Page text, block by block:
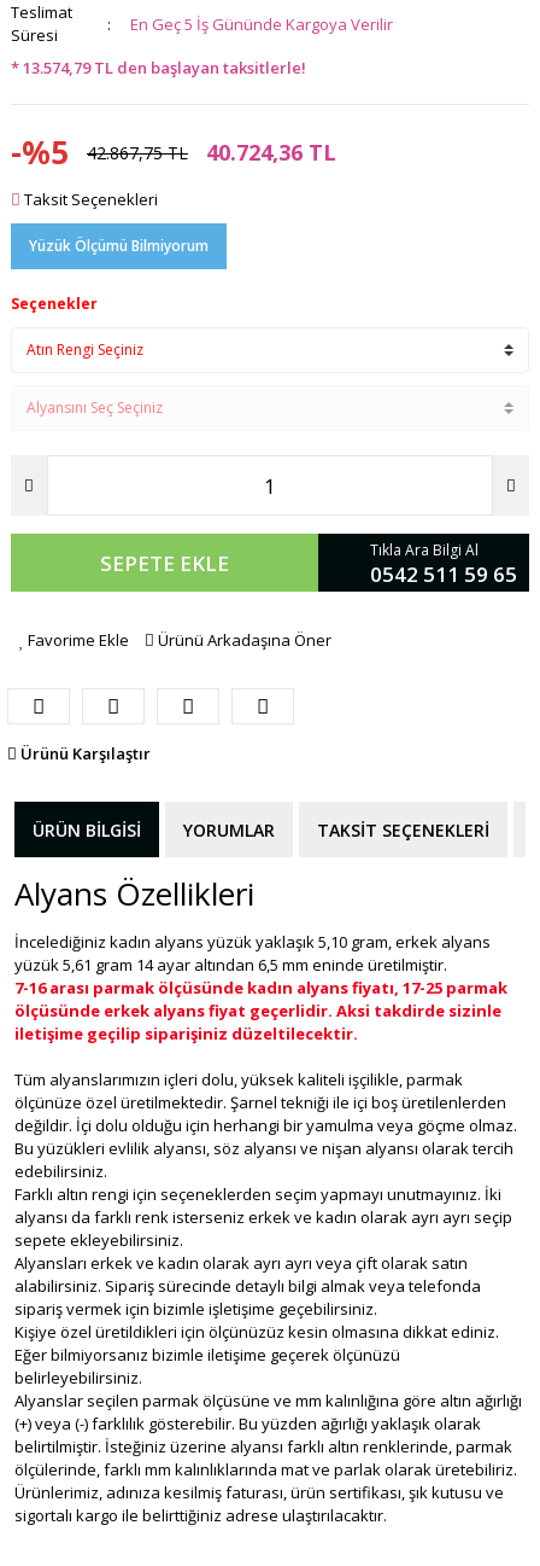
Teslimat
Süresi
En Geç 5 İş Gününde Kargoya Verilir
* 13.574,79 TL den başlayan taksitlerle!
-%5 42.867,75 TL 40.724,36 TL
Taksit Seçenekleri
Yüzük Ölçümü Bilmiyorum
Seçenekler
SEPETE EKLE Tıkla Ara Bilgi Al
0542 511 59 65
Favorime Ekle Ürünü Arkadaşına Öner
Ürünü Karşılaştır
ÜRÜN BILGISI YORUMLAR TAKSIT SEÇENEKLERI
Alyans Özellikleri
İncelediğiniz kadın alyans yüzük yaklaşık 5,10 gram, erkek alyans
yüzük 5,61 gram 14 ayar altından 6,5 mm eninde üretilmiştir.
7-16 arası parmak ölçüsünde kadın alyans fiyatı, 17-25 parmak
ölçüsünde erkek alyans fiyat geçerlidir. Aksi takdirde sizinle
iletişime geçilip siparişiniz düzeltilecektir.
Tüm alyanslarımızın içleri dolu, yüksek kaliteli işçilikle, parmak
ölçünüze özel üretilmektedir. Şarnel tekniği ile içi boş üretilenlerden
değildir. İçi dolu olduğu için herhangi bir yamulma veya göçme olmaz.
Bu yüzükleri evlilik alyansı, söz alyansı ve nişan alyansı olarak tercih
edebilirsiniz.
Farklı altın rengi için seçeneklerden seçim yapmayı unutmayınız. İki
alyansı da farklı renk isterseniz erkek ve kadın olarak ayrı ayrı seçip
sepete ekleyebilirsiniz.
Alyansları erkek ve kadın olarak ayrı ayrı veya çift olarak satın
alabilirsiniz. Sipariş sürecinde detaylı bilgi almak veya telefonda
sipariş vermek için bizimle işletişime geçebilirsiniz.
Kişiye özel üretildikleri için ölçünüzüz kesin olmasına dikkat ediniz.
Eğer bilmiyorsanız bizimle iletişime geçerek ölçünüzü
belirleyebilirsiniz.
Alyanslar seçilen parmak ölçüsüne ve mm kalınlığına göre altın ağırlığı
(+) veya (-) farklılık gösterebilir. Bu yüzden ağırlığı yaklaşık olarak
belirtilmiştir. İsteğiniz üzerine alyansı farklı altın renklerinde, parmak
ölçülerinde, farklı mm kalınlıklarında mat ve parlak olarak üretebiliriz.
Ürünlerimiz, adınıza kesilmiş faturası, ürün sertifikası, şık kutusu ve
sigortalı kargo ile belirttiğiniz adrese ulaştırılacaktır.